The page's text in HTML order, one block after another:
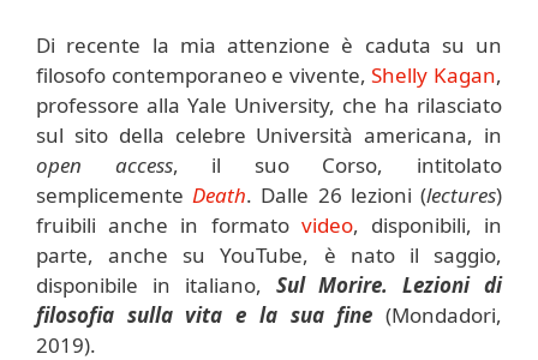
Di recente la mia attenzione è caduta su un
filosofo contemporaneo e vivente,Shelly Kagan,
professore alla Yale University, che ha rilasciato
sul sito della celebre Università americana, in
open access, il suo Corso, intitolato
semplicemente Death. Dalle 26 lezioni (lectures)
fruibili anche in formato video, disponibili, in
parte, anche su YouTube, è nato il saggio,
disponibile in italiano, Sul Morire. Lezioni di
filosofia sulla vita e la sua fine (Mondadori,
2019).